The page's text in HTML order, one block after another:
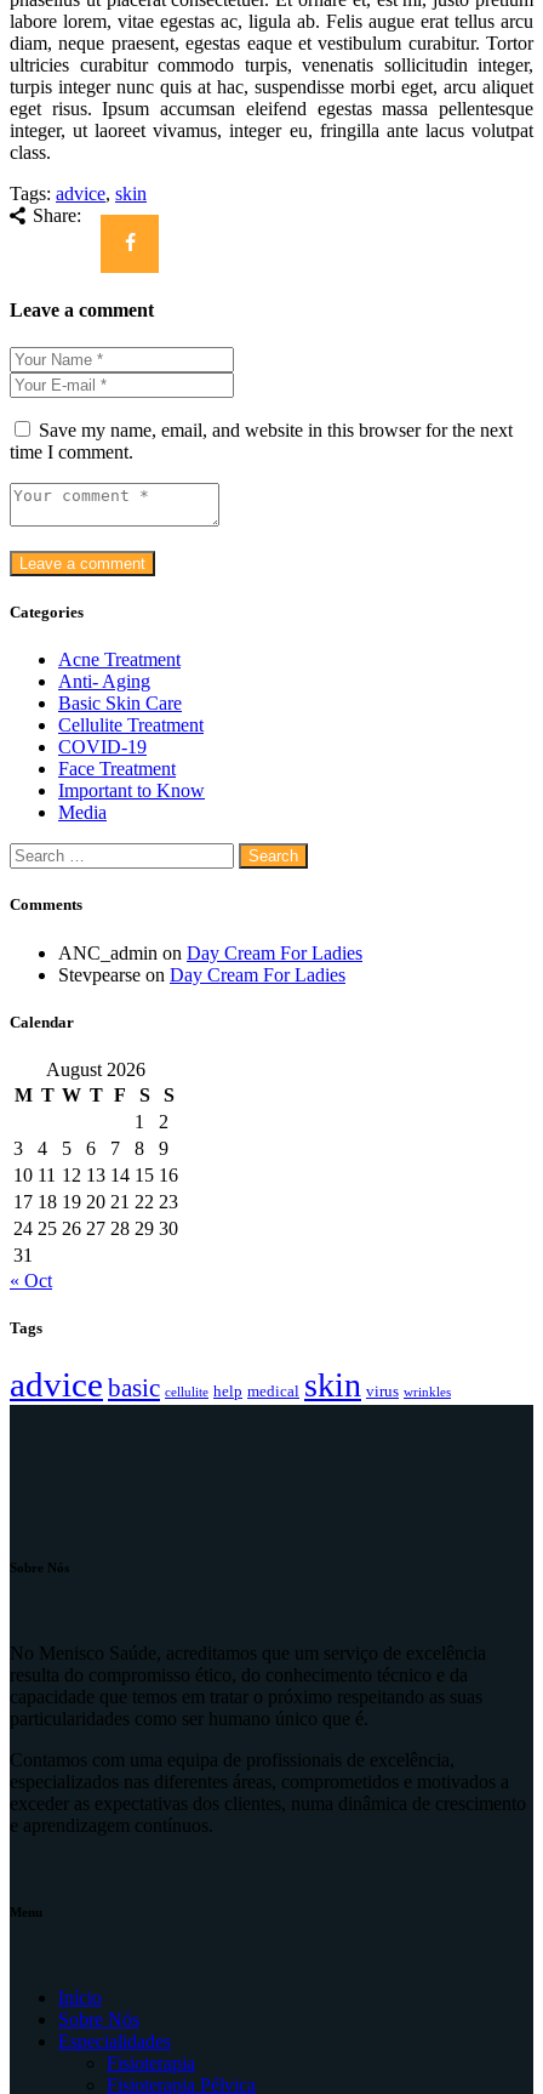
labore lorem, vitae egestas ac, ligula ab. Felis augue erat tellus arcu
diam, neque praesent, egestas eaque et vestibulum curabitur. Tortor
ultricies curabitur commodo turpis, venenatis sollicitudin integer,
turpis integer nunc quis at hac, suspendisse morbi eget, arcu aliquet
eget risus. Ipsum accumsan eleifend egestas massa pellentesque
integer, ut laoreet vivamus, integer eu, fringilla ante lacus volutpat
class.
Tags: advice, skin
Share:
Leave a comment
Save my name, email, and website in this browser for the next
time I comment.
Categories
Acne Treatment
Anti- Aging
Basic Skin Care
Cellulite Treatment
COVID-19
Face Treatment
Important to Know
Media
Search
for:
Comments
ANC_admin on Day Cream For Ladies
Stevpearse on Day Cream For Ladies
Calendar
August 2026
M T W T F S
S
1
2
3
4 5 6 7 8
9
10 11 12 13 14 15 16
17 18 19 20 21 22 23
24 25 26 27 28 29 30
31
« Oct
Tags
advice basic cellulite help medical skin virus wrinkles
Sobre Nós
No Menisco Saúde, acreditamos que um serviço de excelência
resulta do compromisso ético, do conhecimento técnico e da
capacidade que temos em tratar o próximo respeitando as suas
particularidades como ser humano único que é.
Contamos com uma equipa de profissionais de excelência,
especializados nas diferentes áreas, comprometidos e motivados a
exceder as expectativas dos clientes, numa dinâmica de crescimento
e aprendizagem contínuos.
Menu
Início
Sobre Nós
Especialidades
Fisioterapia
Fisioterapia Pélvica